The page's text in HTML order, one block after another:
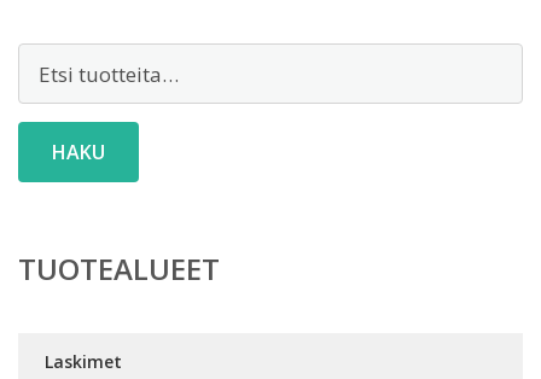
HAKU
TUOTEALUEET
Laskimet